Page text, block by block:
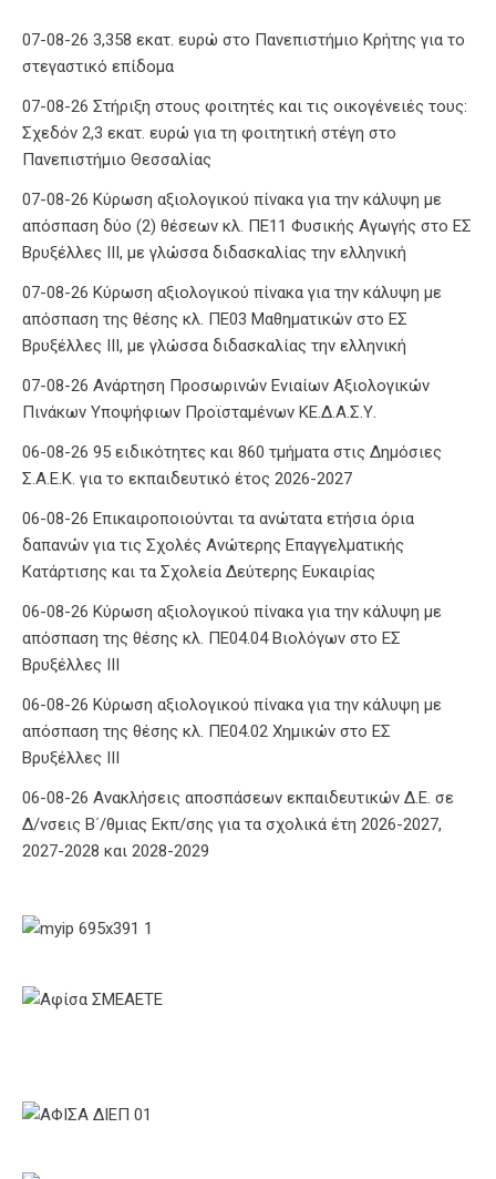
07-08-26 3,358 εκατ. ευρώ στο Πανεπιστήμιο Κρήτης για το
στεγαστικό επίδομα
07-08-26 Στήριξη στους φοιτητές και τις οικογένειές τους:
Σχεδόν 2,3 εκατ. ευρώ για τη φοιτητική στέγη στο
Πανεπιστήμιο Θεσσαλίας
07-08-26 Κύρωση αξιολογικού πίνακα για την κάλυψη με
απόσπαση δύο (2) θέσεων κλ. ΠΕ11 Φυσικής Αγωγής στο ΕΣ
Βρυξέλλες ΙΙΙ, με γλώσσα διδασκαλίας την ελληνική
07-08-26 Κύρωση αξιολογικού πίνακα για την κάλυψη με
απόσπαση της θέσης κλ. ΠΕ03 Μαθηματικών στο ΕΣ
Βρυξέλλες ΙΙΙ, με γλώσσα διδασκαλίας την ελληνική
07-08-26 Ανάρτηση Προσωρινών Ενιαίων Αξιολογικών
Πινάκων Υποψήφιων Προϊσταμένων ΚΕ.Δ.Α.Σ.Υ.
06-08-26 95 ειδικότητες και 860 τμήματα στις Δημόσιες
Σ.Α.Ε.Κ. για το εκπαιδευτικό έτος 2026-2027
06-08-26 Επικαιροποιούνται τα ανώτατα ετήσια όρια
δαπανών για τις Σχολές Ανώτερης Επαγγελματικής
Κατάρτισης και τα Σχολεία Δεύτερης Ευκαιρίας
06-08-26 Κύρωση αξιολογικού πίνακα για την κάλυψη με
απόσπαση της θέσης κλ. ΠΕ04.04 Βιολόγων στο ΕΣ
Βρυξέλλες ΙΙΙ
06-08-26 Κύρωση αξιολογικού πίνακα για την κάλυψη με
απόσπαση της θέσης κλ. ΠΕ04.02 Χημικών στο ΕΣ
Βρυξέλλες ΙΙΙ
06-08-26 Ανακλήσεις αποσπάσεων εκπαιδευτικών Δ.Ε. σε
Δ/νσεις Β΄/θμιας Εκπ/σης για τα σχολικά έτη 2026-2027,
2027-2028 και 2028-2029